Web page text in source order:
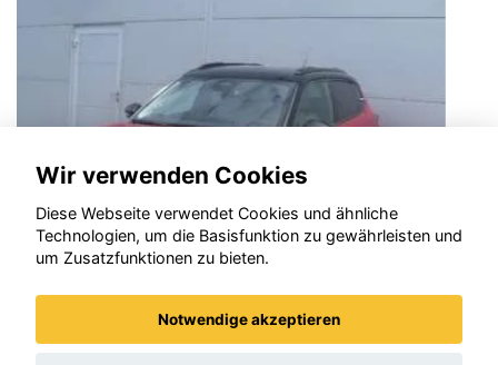
Wir verwenden Cookies
Diese Webseite verwendet Cookies und ähnliche
Technologien, um die Basisfunktion zu gewährleisten und
um Zusatzfunktionen zu bieten.
Notwendige akzeptieren